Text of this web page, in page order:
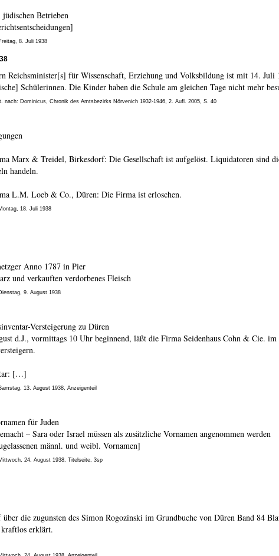
jüdischen Betrieben
8. Juli 1938
Reichsminister[s] für Wissenschaft, Erziehung und Volksbildung ist mit 14. Juli
Schülerinnen. Die Kinder haben die Schule am gleichen Tage nicht mehr
nach: Dominicus, Chronik des Amtsbezirks Nörvenich 1932-1946, 2. Aufl. 2005, S. 40
Marx & Treidel, Birkesdorf: Die Gesellschaft ist aufgelöst. Liquidatoren sind
handeln.
L.M. Loeb & Co., Düren: Die Firma ist erloschen.
18. Juli 1938
Anno 1787 in Pier
und verkauften verdorbenes Fleisch
9. August 1938
Versteigerung zu Düren
d.J., vormittags 10 Uhr beginnend, läßt die Firma Seidenhaus Cohn & Cie.
[…]
13. August 1938, Anzeigenteil
für Juden
– Sara oder Israel müssen als zusätzliche Vornamen angenommen werden
männl. und weibl. Vornamen]
24. August 1938, Titelseite, 3sp
die zugunsten des Simon Rogozinski im Grundbuche von Düren Band 84
erklärt.